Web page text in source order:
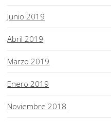
Junio 2019
Abril 2019
Marzo 2019
Enero 2019
Noviembre 2018